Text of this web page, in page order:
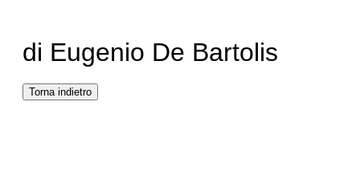
di Eugenio De Bartolis